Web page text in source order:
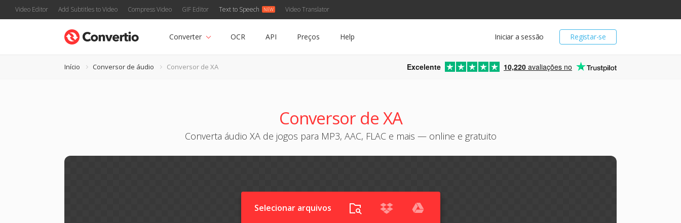
Video Editor Add Subtitles to Video Compress Video GIF Editor Text to Speech Video Translator
Registar-se
Iniciar a sessão
Converter OCR API Preços Help
Início Conversor de áudio Conversor de XA Excelente 10,220 avaliações no
Conversor de XA
Converta áudio XA de jogos para MP3, AAC, FLAC e mais — online e gratuito
Selecionar arquivos